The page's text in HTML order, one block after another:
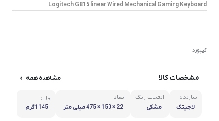
Logitech G815 linear Wired Mechanical Gaming Keyboard
کیبورد
مشخصات کالا مشاهده همه
سازنده
لاجیتک
انتخاب رنگ
مشکی
ابعاد
22 × 150 × 475 میلی متر
وزن
1145گرم